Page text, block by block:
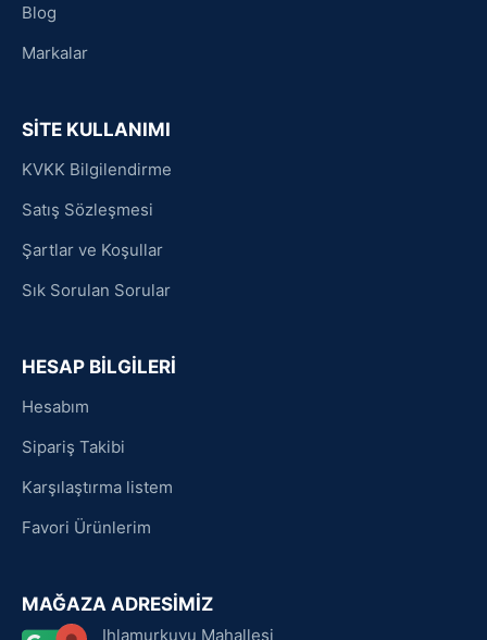
Blog
Markalar
SİTE KULLANIMI
KVKK Bilgilendirme
Satış Sözleşmesi
Şartlar ve Koşullar
Sık Sorulan Sorular
HESAP BİLGİLERİ
Hesabım
Sipariş Takibi
Karşılaştırma listem
Favori Ürünlerim
MAĞAZA ADRESİMİZ
Ihlamurkuyu Mahallesi